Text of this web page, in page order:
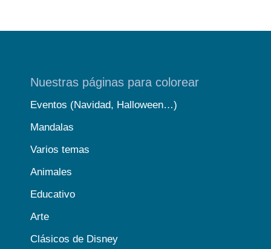
Nuestras páginas para colorear
Eventos (Navidad, Halloween…)
Mandalas
Varios temas
Animales
Educativo
Arte
Clásicos de Disney